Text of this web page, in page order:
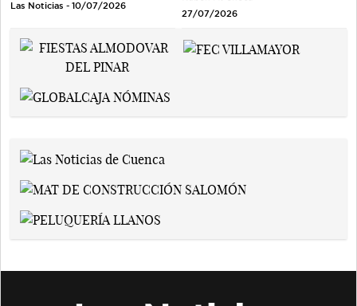
Las Noticias - 10/07/2026
27/07/2026